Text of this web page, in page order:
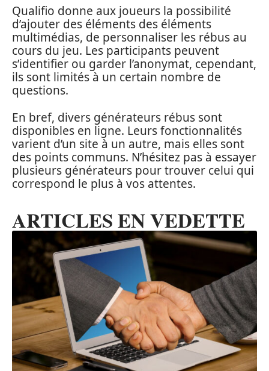
Qualifio donne aux joueurs la possibilité
d’ajouter des éléments des éléments
multimédias, de personnaliser les rébus au
cours du jeu. Les participants peuvent
s’identifier ou garder l’anonymat, cependant,
ils sont limités à un certain nombre de
questions.
En bref, divers générateurs rébus sont
disponibles en ligne. Leurs fonctionnalités
varient d’un site à un autre, mais elles sont
des points communs. N’hésitez pas à essayer
plusieurs générateurs pour trouver celui qui
correspond le plus à vos attentes.
ARTICLES EN VEDETTE